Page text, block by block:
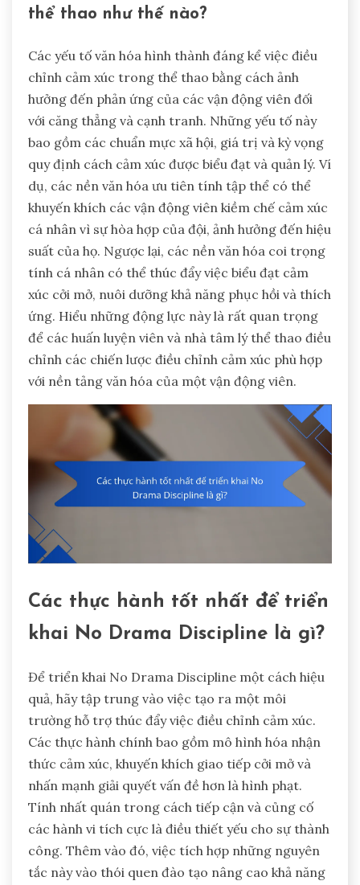
thể thao như thế nào?
Các yếu tố văn hóa hình thành đáng kể việc điều
chỉnh cảm xúc trong thể thao bằng cách ảnh
hưởng đến phản ứng của các vận động viên đối
với căng thẳng và cạnh tranh. Những yếu tố này
bao gồm các chuẩn mực xã hội, giá trị và kỳ vọng
quy định cách cảm xúc được biểu đạt và quản lý. Ví
dụ, các nền văn hóa ưu tiên tính tập thể có thể
khuyến khích các vận động viên kiềm chế cảm xúc
cá nhân vì sự hòa hợp của đội, ảnh hưởng đến hiệu
suất của họ. Ngược lại, các nền văn hóa coi trọng
tính cá nhân có thể thúc đẩy việc biểu đạt cảm
xúc cởi mở, nuôi dưỡng khả năng phục hồi và thích
ứng. Hiểu những động lực này là rất quan trọng
để các huấn luyện viên và nhà tâm lý thể thao điều
chỉnh các chiến lược điều chỉnh cảm xúc phù hợp
với nền tảng văn hóa của một vận động viên.
Các thực hành tốt nhất để triển
khai No Drama Discipline là gì?
Để triển khai No Drama Discipline một cách hiệu
quả, hãy tập trung vào việc tạo ra một môi
trường hỗ trợ thúc đẩy việc điều chỉnh cảm xúc.
Các thực hành chính bao gồm mô hình hóa nhận
thức cảm xúc, khuyến khích giao tiếp cởi mở và
nhấn mạnh giải quyết vấn đề hơn là hình phạt.
Tính nhất quán trong cách tiếp cận và củng cố
các hành vi tích cực là điều thiết yếu cho sự thành
công. Thêm vào đó, việc tích hợp những nguyên
tắc này vào thói quen đào tạo nâng cao khả năng